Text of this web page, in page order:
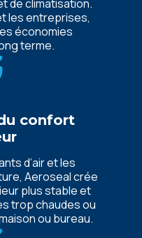
de climatisation.
les entreprises,
économies
terme.
confort
d’air et les
Aeroseal crée
plus stable et
trop chaudes ou
ou bureau.